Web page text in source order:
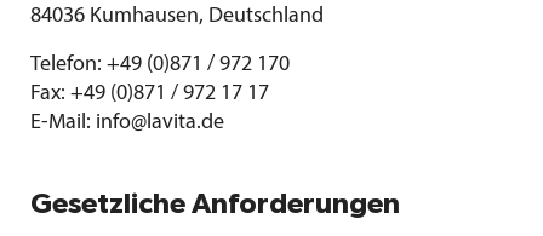
84036 Kumhausen, Deutschland
Telefon: +49 (0)871 / 972 170
Fax: +49 (0)871 / 972 17 17
E-Mail: info@lavita.de
Gesetzliche Anforderungen